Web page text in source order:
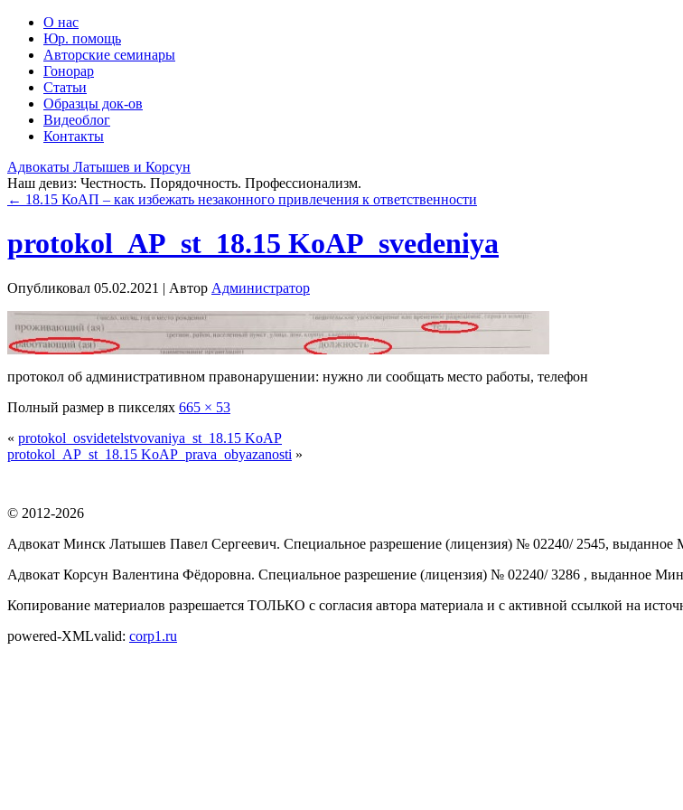
О нас
Юр. помощь
Авторские семинары
Гонорар
Статьи
Образцы док-ов
Видеоблог
Контакты
Адвокаты Латышев и Корсун
Наш девиз: Честность. Порядочность. Профессионализм.
← 18.15 КоАП – как избежать незаконного привлечения к ответственности
protokol_AP_st_18.15 KoAP_svedeniya
Опубликовал 05.02.2021 | Автор Администратор
протокол об административном правонарушении: нужно ли сообщать место работы, телефон
Полный размер в пикселях 665 × 53
« protokol_osvidetelstvovaniya_st_18.15 KoAP
protokol_AP_st_18.15 KoAP_prava_obyazanosti »
© 2012-2026
Адвокат Минск Латышев Павел Сергеевич. Специальное разрешение (лицензия) № 02240/ 2545,
Адвокат Корсун Валентина Фёдоровна. Специальное разрешение (лицензия) № 02240/ 3286 , выданное
Копирование материалов разрешается ТОЛЬКО с согласия автора материала и с активной ссылкой на
powered-XMLvalid: corp1.ru